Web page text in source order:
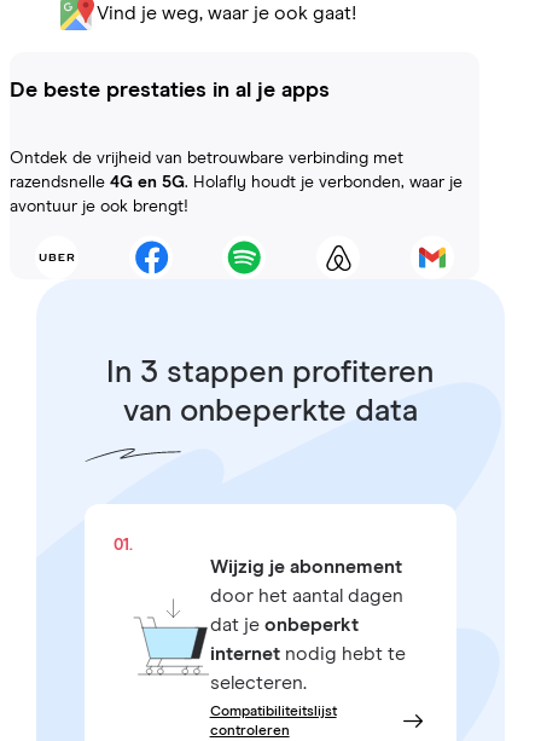
Vind je weg, waar je ook gaat!
De beste prestaties in al je apps
Ontdek de vrijheid van betrouwbare verbinding met
razendsnelle 4G en 5G. Holafly houdt je verbonden, waar je
avontuur je ook brengt!
In 3 stappen profiteren
van onbeperkte data
01.
Wijzig je abonnement
door het aantal dagen
dat je onbeperkt
internetnodig hebt te
selecteren.
Compatibiliteitslijst
controleren